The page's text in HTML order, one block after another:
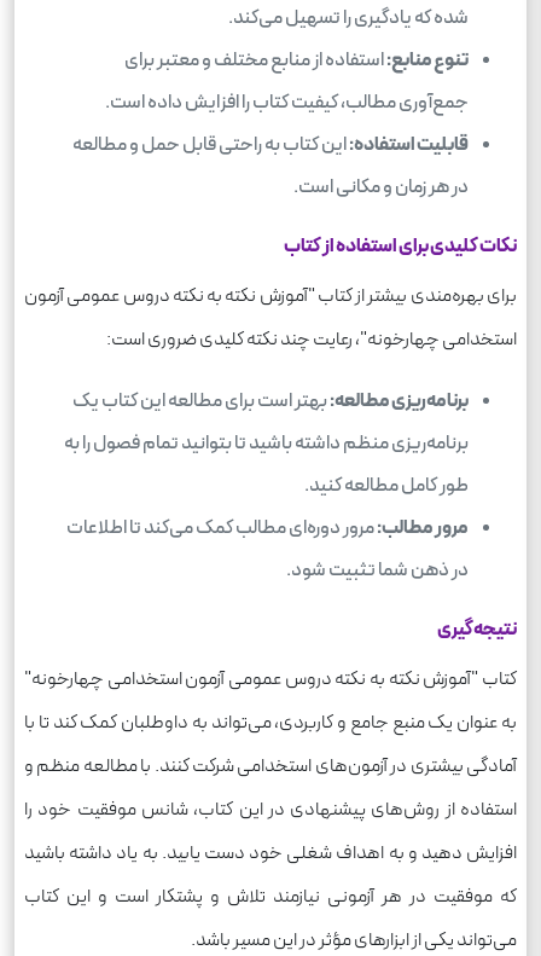
شده که یادگیری را تسهیل می‌کند.
تنوع منابع:استفاده از منابع مختلف و معتبر برای
جمع‌آوری مطالب، کیفیت کتاب را افزایش داده است.
قابلیت استفاده:این کتاب به راحتی قابل حمل و مطالعه
در هر زمان و مکانی است.
نکات کلیدی برای استفاده از کتاب
برای بهره‌مندی بیشتر از کتاب "آموزش نکته به نکته دروس عمومی آزمون
استخدامی چهارخونه"، رعایت چند نکته کلیدی ضروری است:
برنامه‌ریزی مطالعه:بهتر است برای مطالعه این کتاب یک
برنامه‌ریزی منظم داشته باشید تا بتوانید تمام فصول را به
طور کامل مطالعه کنید.
مرور مطالب:مرور دوره‌ای مطالب کمک می‌کند تا اطلاعات
در ذهن شما تثبیت شود.
نتیجه‌گیری
کتاب "آموزش نکته به نکته دروس عمومی آزمون استخدامی چهارخونه"
به عنوان یک منبع جامع و کاربردی، می‌تواند به داوطلبان کمک کند تا با
آمادگی بیشتری در آزمون‌های استخدامی شرکت کنند. با مطالعه منظم و
استفاده از روش‌های پیشنهادی در این کتاب، شانس موفقیت خود را
افزایش دهید و به اهداف شغلی خود دست یابید. به یاد داشته باشید
که موفقیت در هر آزمونی نیازمند تلاش و پشتکار است و این کتاب
می‌تواند یکی از ابزارهای مؤثر در این مسیر باشد.